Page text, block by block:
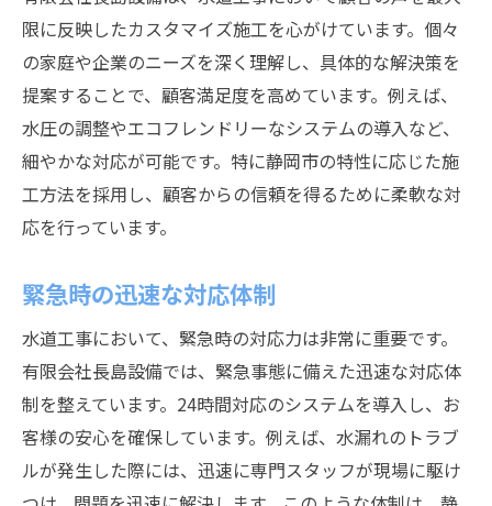
限に反映したカスタマイズ施工を心がけています。個々
の家庭や企業のニーズを深く理解し、具体的な解決策を
提案することで、顧客満足度を高めています。例えば、
水圧の調整やエコフレンドリーなシステムの導入など、
細やかな対応が可能です。特に静岡市の特性に応じた施
工方法を採用し、顧客からの信頼を得るために柔軟な対
応を行っています。
緊急時の迅速な対応体制
水道工事において、緊急時の対応力は非常に重要です。
有限会社長島設備では、緊急事態に備えた迅速な対応体
制を整えています。24時間対応のシステムを導入し、お
客様の安心を確保しています。例えば、水漏れのトラブ
ルが発生した際には、迅速に専門スタッフが現場に駆け